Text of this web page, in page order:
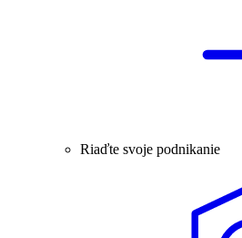
Riaďte svoje podnikanie